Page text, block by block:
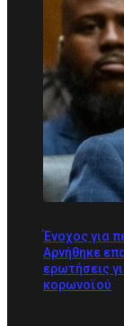
Ένοχος για
Αρνήθηκε
ερωτήσεις
κορωνοϊού